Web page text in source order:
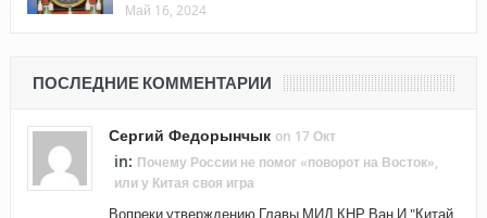
Май 16, 2024
ПОСЛЕДНИЕ КОММЕНТАРИИ
Сергий Федорынчык on 17 Окт
in: Почему России не помог «поворот на Восток»,
или у Китая своя игра